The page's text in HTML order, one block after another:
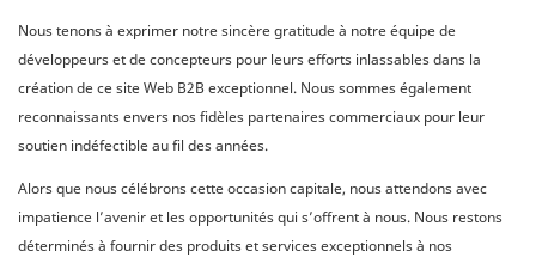
Nous tenons à exprimer notre sincère gratitude à notre équipe de
développeurs et de concepteurs pour leurs efforts inlassables dans la
création de ce site Web B2B exceptionnel. Nous sommes également
reconnaissants envers nos fidèles partenaires commerciaux pour leur
soutien indéfectible au fil des années.
Alors que nous célébrons cette occasion capitale, nous attendons avec
impatience l’avenir et les opportunités qui s’offrent à nous. Nous restons
déterminés à fournir des produits et services exceptionnels à nos